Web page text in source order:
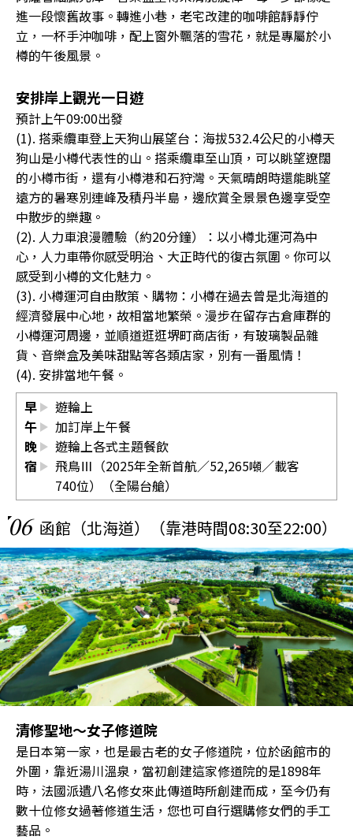
進一段懷舊故事。轉進小巷，老宅改建的咖啡館靜靜佇
立，一杯手沖咖啡，配上窗外飄落的雪花，就是專屬於小
樽的午後風景。
安排岸上觀光一日遊
預計上午09:00出發
(1). 搭乘纜車登上天狗山展望台：海拔532.4公尺的小樽天
狗山是小樽代表性的山。搭乘纜車至山頂，可以眺望遼闊
的小樽市街，還有小樽港和石狩灣。天氣晴朗時還能眺望
遠方的暑寒別連峰及積丹半島，邊欣賞全景景色邊享受空
中散步的樂趣。
(2). 人力車浪漫體驗（約20分鐘）：以小樽北運河為中
心，人力車帶你感受明治、大正時代的復古氛圍。你可以
感受到小樽的文化魅力。
(3). 小樽運河自由散策、購物：小樽在過去曾是北海道的
經濟發展中心地，故相當地繁榮。漫步在留存古倉庫群的
小樽運河周邊，並順道逛逛堺町商店街，有玻璃製品雜
貨、音樂盒及美味甜點等各類店家，別有一番風情！
(4). 安排當地午餐。
早
遊輪上
午
加訂岸上午餐
晚
遊輪上各式主題餐飲
宿
飛鳥Ⅲ（2025年全新首航／52,265噸／載客
740位）（全陽台艙）
06 函館（北海道）（靠港時間08:30至22:00）
清修聖地～女子修道院
是日本第一家，也是最古老的女子修道院，位於函館市的
外圍，靠近湯川溫泉，當初創建這家修道院的是1898年
時，法國派遺八名修女來此傳道時所創建而成，至今仍有
數十位修女過著修道生活，您也可自行選購修女們的手工
藝品。